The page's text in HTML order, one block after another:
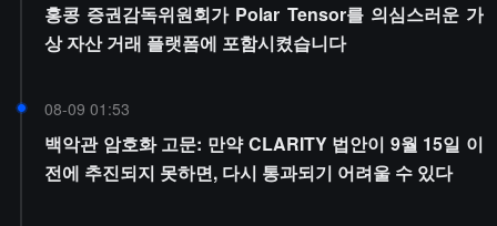
홍콩 증권감독위원회가 Polar Tensor를 의심스러운 가
상 자산 거래 플랫폼에 포함시켰습니다
08-09 01:53
백악관 암호화 고문: 만약 CLARITY 법안이 9월 15일 이
전에 추진되지 못하면, 다시 통과되기 어려울 수 있다